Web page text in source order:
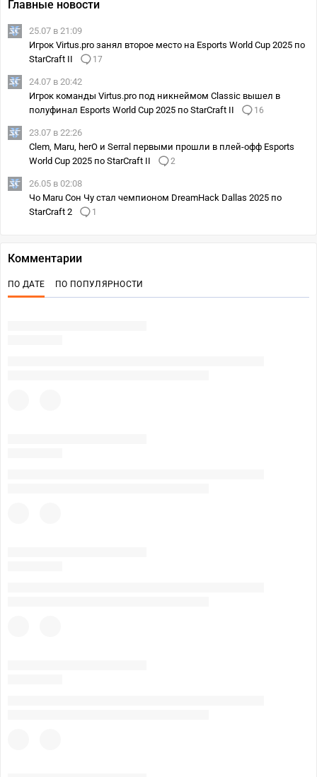
Главные новости
25.07 в 21:09
Игрок Virtus.pro занял второе место на Esports World Cup 2025 по
StarCraft II
17
24.07 в 20:42
Игрок команды Virtus.pro под никнеймом Classic вышел в
полуфинал Esports World Cup 2025 по StarCraft II
16
23.07 в 22:26
Clem, Maru, herO и Serral первыми прошли в плей-офф Esports
World Cup 2025 по StarCraft II
2
26.05 в 02:08
Чо Maru Сон Чу стал чемпионом DreamHack Dallas 2025 по
StarCraft 2
1
Комментарии
ПО ДАТЕ ПО ПОПУЛЯРНОСТИ